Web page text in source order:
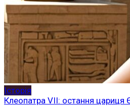
Історія
Клеопатра VII: остання цариця